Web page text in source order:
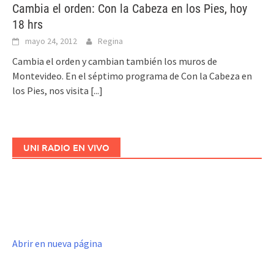
Cambia el orden: Con la Cabeza en los Pies, hoy
18 hrs
mayo 24, 2012 Regina
Cambia el orden y cambian también los muros de
Montevideo. En el séptimo programa de Con la Cabeza en
los Pies, nos visita [...]
UNI RADIO EN VIVO
Abrir en nueva página